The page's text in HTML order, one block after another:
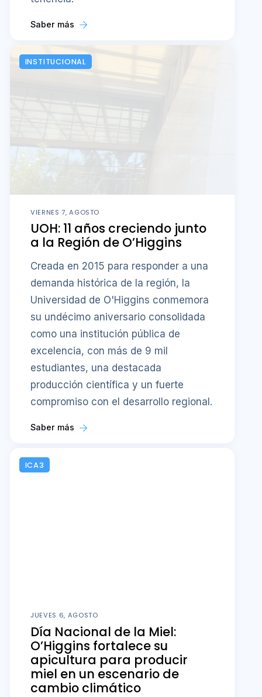
Saber más
INSTITUCIONAL
VIERNES 7, AGOSTO
UOH: 11 años creciendo junto
a la Región de O’Higgins
Creada en 2015 para responder a una
demanda histórica de la región, la
Universidad de O'Higgins conmemora
su undécimo aniversario consolidada
como una institución pública de
excelencia, con más de 9 mil
estudiantes, una destacada
producción científica y un fuerte
compromiso con el desarrollo regional.
Saber más
ICA3
JUEVES 6, AGOSTO
Día Nacional de la Miel:
O’Higgins fortalece su
apicultura para producir
miel en un escenario de
cambio climático